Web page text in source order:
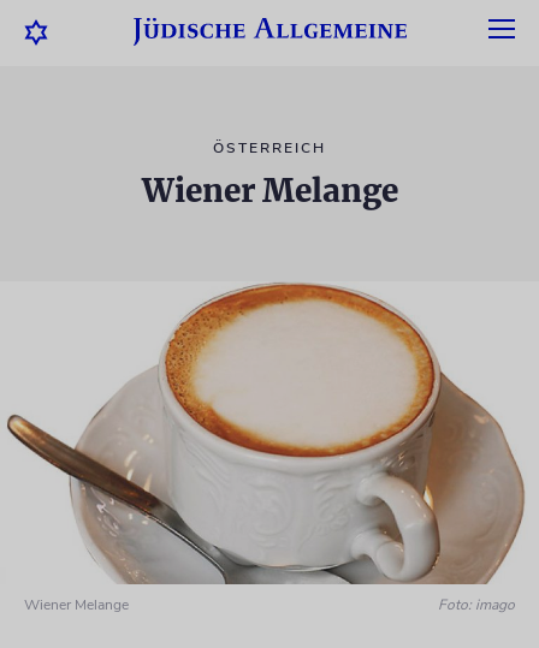
ÖSTERREICH
Wiener Melange
Wiener Melange Foto: imago